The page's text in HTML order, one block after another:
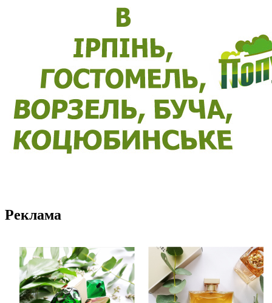
Реклама